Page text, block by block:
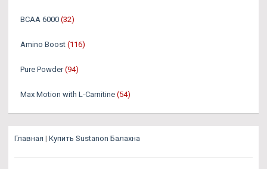
BCAA 6000 (32)
Amino Boost (116)
Pure Powder (94)
Max Motion with L-Carnitine (54)
Главная | Купить Sustanon Балахна